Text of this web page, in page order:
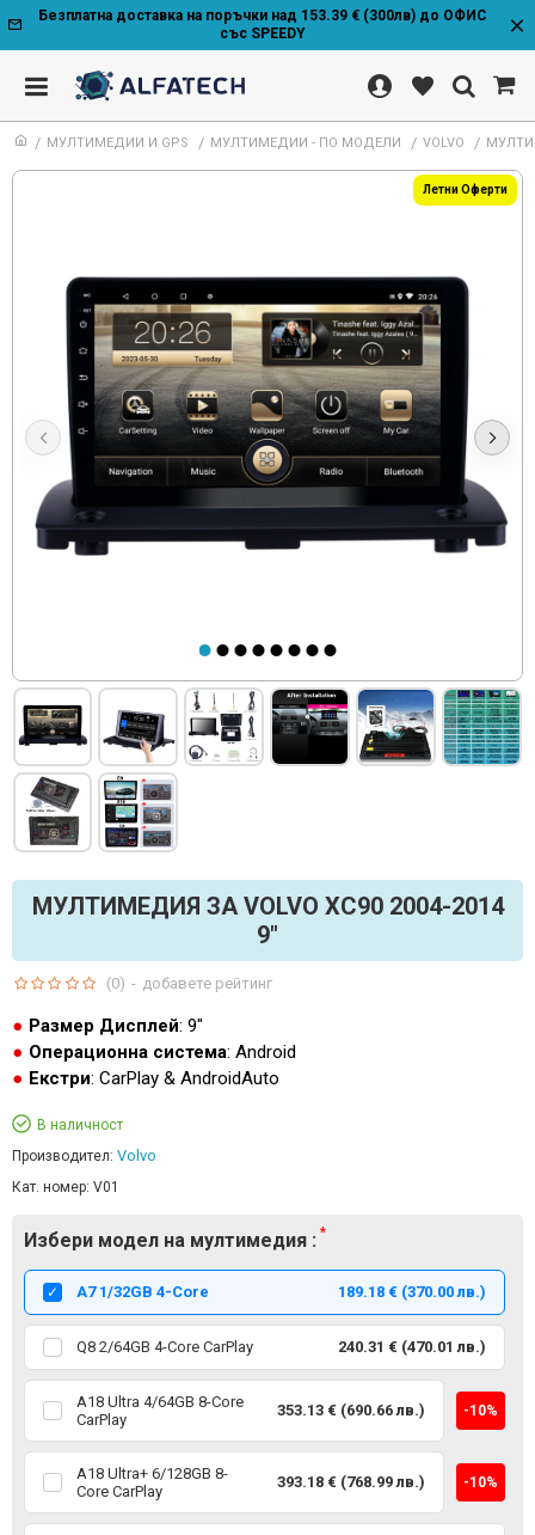
Безплатна доставка на поръчки над 153.39 € (300лв) до ОФИС
със SPEEDY
МУЛТИМЕДИИ И GPS МУЛТИМЕДИИ - ПО МОДЕЛИ VOLVO
Летни Оферти
МУЛТИМЕДИЯ ЗА VOLVO XC90 2004-2014
9"
Размер Дисплей: 9"
Операционна система: Android
Екстри: CarPlay & AndroidAuto
В наличност
Производител: Volvo
Кат. номер: V01
(0) - добавете рейтинг
Избери модел на мултимедия :
А7 1/32GB 4-Core 189.18 € (370.00 лв.)
Q8 2/64GB 4-Core CarPlay 240.31 € (470.01 лв.)
A18 Ultra 4/64GB 8-Core
CarPlay
353.13 € (690.66 лв.) -10%
A18 Ultra+ 6/128GB 8-
Core CarPlay
393.18 € (768.99 лв.) -10%